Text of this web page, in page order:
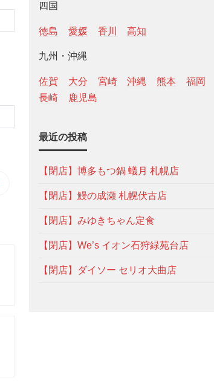
四国
徳島 愛媛 香川 高知
九州・沖縄
佐賀 大分 宮崎 沖縄 熊本
福岡
長崎
鹿児島
最近の投稿
【閉店】博多もつ鍋 蟻月 札幌店
【閉店】鰻の成瀬 札幌伏古店
【閉店】みゆきちゃん定食
【閉店】We’s イオン石狩緑苑台店
【閉店】ダイソー セリオ大曲店